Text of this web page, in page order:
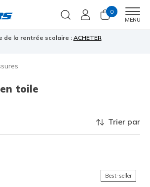
0
MENU
de la rentrée scolaire : ACHETER
toile
Trier par
Best-seller